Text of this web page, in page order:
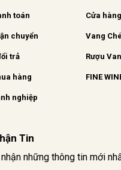
toán
chuyển
trả
hàng
nghiệp
Cửa
Vang
Rượu
FINE
Tin
những thông tin mới